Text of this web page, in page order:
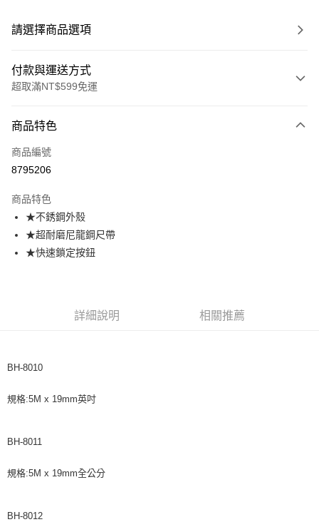
請選擇商品選項
付款與運送方式
超取滿NT$599免運
信用卡一次付款
超商取貨付款
運送方式
全家取貨付款
每筆NT$60，滿NT$599(含以上)免運費
每筆NT$60，滿NT$599(含以上)免運費
每筆NT$120，滿NT$1,599(含以上)免運費
商品特色
商品編號
8795206
商品特色
★不銹鋼外殼
★超耐磨尼龍鋼尺帶
★快速鎖定按鈕
詳細說明 相關推薦
BH-8010
規格:5M x 19mm英吋
BH-8011
規格:5M x 19mm全公分
BH-8012